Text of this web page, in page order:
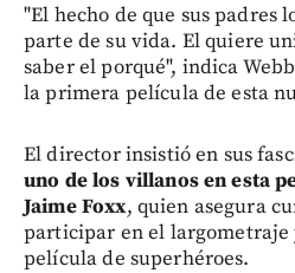
"El hecho de que sus padres
parte de su vida. El quiere
saber el porqué", indica
la primera película de esta
El director insistió en sus
uno de los villanos en esta
Jaime Foxx, quien asegura
participar en el largometraje
película de superhéroes.